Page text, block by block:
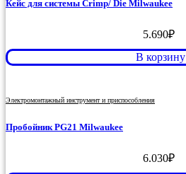
Кейс для системы Crimp/ Die Milwaukee
5.690₽
В корзину
Электромонтажный инструмент и приспособления
Пробойник PG21 Milwaukee
6.030₽